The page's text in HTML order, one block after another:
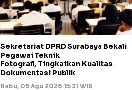
Sekretariat DPRD Surabaya Bekali
Pegawai Teknik
Fotografi, Tingkatkan Kualitas
Dokumentasi Publik
Rabu, 05 Agu 2026 15:31 WIB